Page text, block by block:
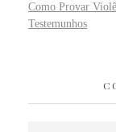
Como Provar
Testemunhos